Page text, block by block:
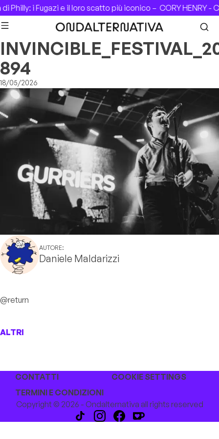
Skip to content
Philly: i Fugazi e il loro scatto più iconico – CORY HENRY -
894
18/05/2026
AUTORE:
Daniele Maldarizzi
@return
ALTRI
CONTATTI
COOKIE SETTINGS
TERMINI E CONDIZIONI
Copyright © 2026 - Ondalternativa all rights reserved